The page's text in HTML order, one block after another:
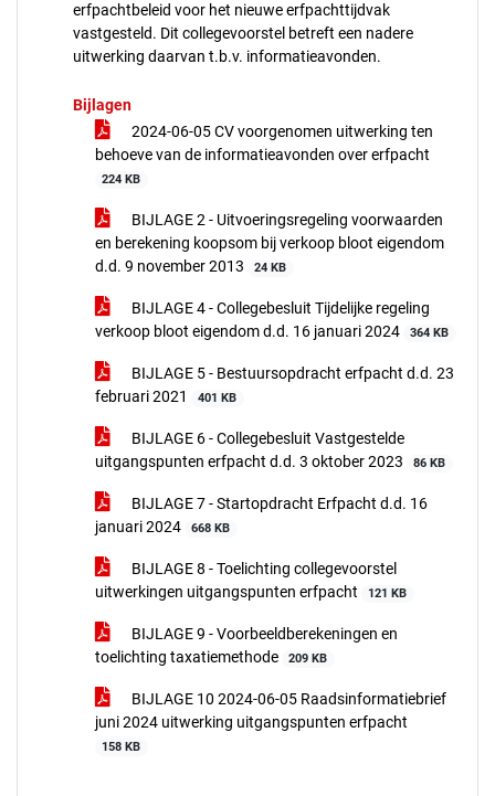
erfpachtbeleid voor het nieuwe erfpachttijdvak
vastgesteld. Dit collegevoorstel betreft een nadere
uitwerking daarvan t.b.v. informatieavonden.
Bijlagen
2024-06-05 CV voorgenomen uitwerking ten
behoeve van de informatieavonden over erfpacht
224 KB
BIJLAGE 2 - Uitvoeringsregeling voorwaarden
en berekening koopsom bij verkoop bloot eigendom
d.d. 9 november 2013
24 KB
BIJLAGE 4 - Collegebesluit Tijdelijke regeling
verkoop bloot eigendom d.d. 16 januari 2024
364 KB
BIJLAGE 5 - Bestuursopdracht erfpacht d.d. 23
februari 2021
401 KB
BIJLAGE 6 - Collegebesluit Vastgestelde
uitgangspunten erfpacht d.d. 3 oktober 2023
86 KB
BIJLAGE 7 - Startopdracht Erfpacht d.d. 16
januari 2024
668 KB
BIJLAGE 8 - Toelichting collegevoorstel
uitwerkingen uitgangspunten erfpacht
121 KB
BIJLAGE 9 - Voorbeeldberekeningen en
toelichting taxatiemethode
209 KB
BIJLAGE 10 2024-06-05 Raadsinformatiebrief
juni 2024 uitwerking uitgangspunten erfpacht
158 KB